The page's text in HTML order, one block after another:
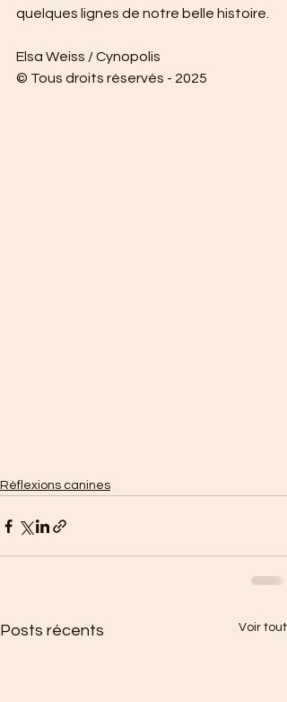
quelques lignes de notre belle histoire.
Elsa Weiss / Cynopolis
© Tous droits réservés - 2025
Réflexions canines
Posts récents Voir tout